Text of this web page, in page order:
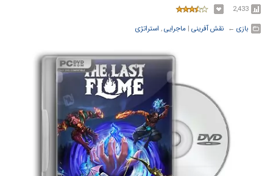
2,433
بازی ← ‏ نقش آفرینی ‏| ماجرایی, استراتژی